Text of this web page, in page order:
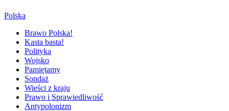
Polska
Brawo Polska!
Kasta basta!
Polityka
Wojsko
Pamiętamy
Sondaż
Wieści z kraju
Prawo i Sprawiedliwość
Antypolonizm